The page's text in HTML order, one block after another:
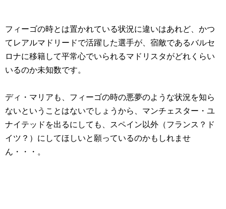
フィーゴの時とは置かれている状況に違いはあれど、かつ
てレアルマドリードで活躍した選手が、宿敵であるバルセ
ロナに移籍して平常心でいられるマドリスタがどれくらい
いるのか未知数です。
ディ・マリアも、フィーゴの時の悪夢のような状況を知ら
ないということはないでしょうから、マンチェスター・ユ
ナイテッドを出るにしても、スペイン以外（フランス？ド
イツ？）にしてほしいと願っているのかもしれませ
ん・・・。